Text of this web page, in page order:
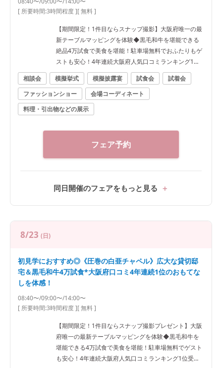
[ 所要時間:3時間程度][ 無料 ]
【期間限定！1件目ならスナップ撮影】大阪府唯一の最
新テーブルマッピングを体験◆黒毛和牛を堪能できる
絶品4万試食で美食を堪能！駐車場無料でおふたりもゲ
ストも安心！4年連続大阪府人気口コミランキング1位
受賞！
相談会 模擬挙式 模擬披露宴 試食会
試着会
ファッションショー
会場コーディネート
料理・引出物などの展示
フェア予約
同日開催のフェアをもっと見る
8/23 (日)
初見学におすすめ◎《圧巻の白亜チャペル》広大な貸切邸
宅＆黒毛和牛4万試食*大阪府口コミ4年連続1位のおもてな
しを体感！
08:40〜/09:00〜/14:00〜
[ 所要時間:3時間程度][ 無料 ]
【期間限定！1件目ならスナップ撮影プレゼント】大阪
府唯一の最新テーブルマッピングを体験◆黒毛和牛を
堪能できる4万試食で美食を堪能！駐車場無料でゲスト
も安心！4年連続大阪府人気口コミランキング1位受